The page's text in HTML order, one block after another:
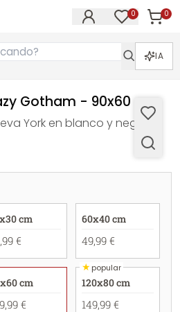
0 0
IA
Gotham - 90x60 cm
York en blanco y negro.
cm
€
60x40 cm
49,99 €
cm
€
★popular
120x80 cm
149,99 €